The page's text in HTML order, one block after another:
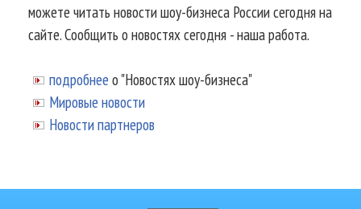
можете читать новости шоу-бизнеса России сегодня на
сайте. Сообщить о новостях сегодня - наша работа.
подробнее о "Новостях шоу-бизнеса"
Мировые новости
Новости партнеров